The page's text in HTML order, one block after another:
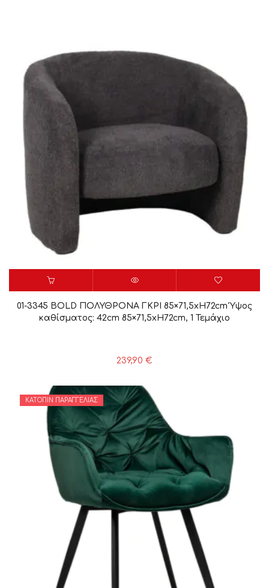
01-3345 BOLD ΠΟΛΥΘΡΟΝΑ ΓΚΡΙ 85×71,5xH72cm Ύψος
καθίσματος: 42cm 85×71,5xH72cm, 1 Τεμάχιο
239,90 €
ΚΑΤΌΠΙΝ ΠΑΡΑΓΓΕΛΊΑΣ